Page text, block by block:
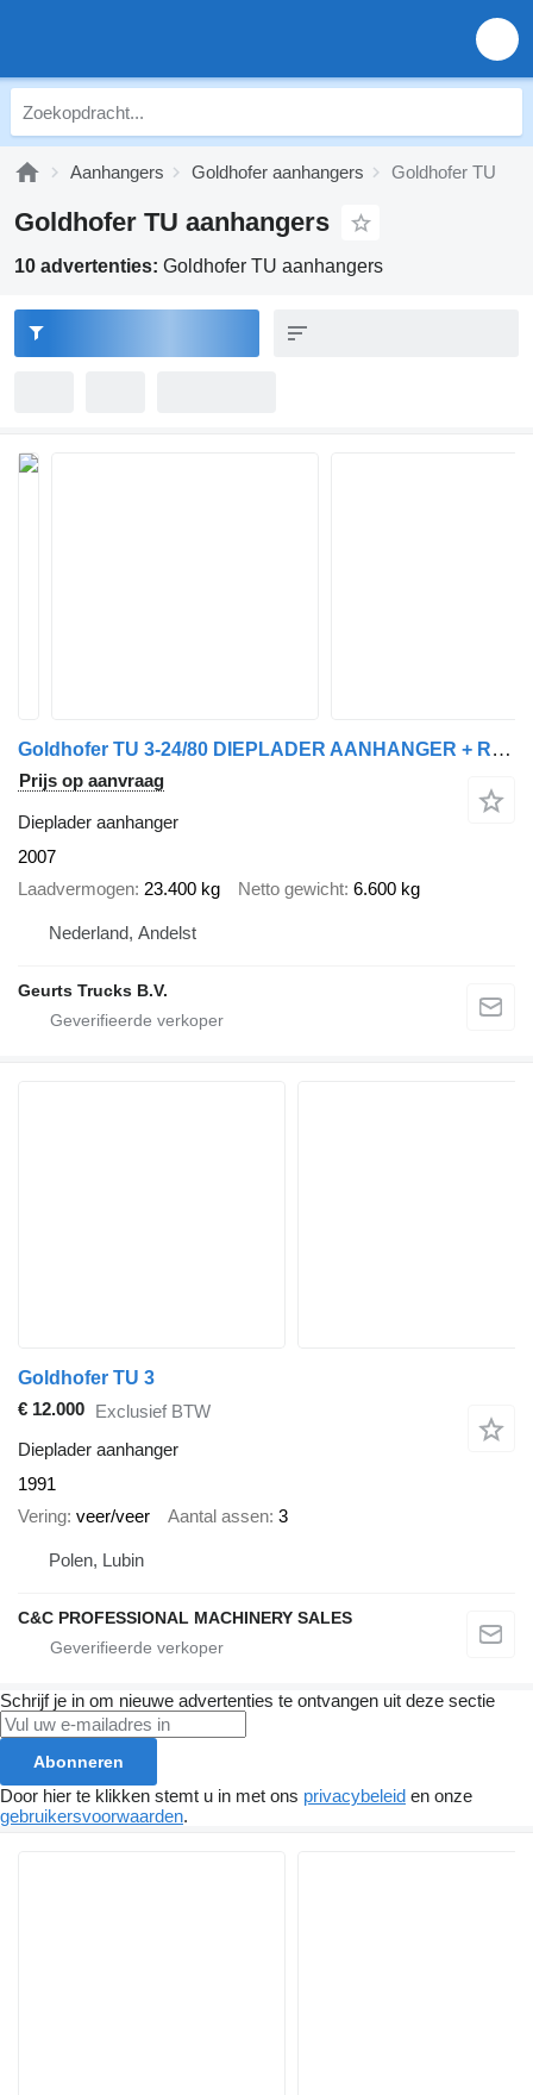
Aanhangers Goldhofer aanhangers Goldhofer TU
Goldhofer TU aanhangers
10 advertenties: Goldhofer TU aanhangers
Goldhofer TU 3-24/80 DIEPLADER AANHANGER + RAMPEN
Prijs op aanvraag
Dieplader aanhanger
2007
Laadvermogen 23.400 kg Netto gewicht 6.600 kg
Nederland, Andelst
Geurts Trucks B.V.
Goldhofer TU 3
€ 12.000 Exclusief BTW
Dieplader aanhanger
1991
Vering veer/veer Aantal assen 3
Polen, Lubin
C&C PROFESSIONAL MACHINERY SALES
Schrijf je in om nieuwe advertenties te ontvangen uit deze sectie
Abonneren
Door hier te klikken stemt u in met ons privacybeleid en onze
gebruikersvoorwaarden.